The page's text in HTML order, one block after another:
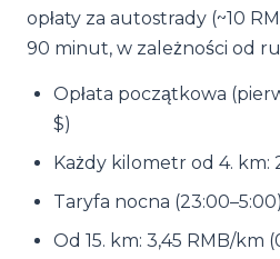
opłaty za autostrady (~10
90 minut, w zależności od
Opłata początkowa
$)
Każdy kilometr od 4. km:
Taryfa nocna
Od 15. km: 3,45 RMB/km